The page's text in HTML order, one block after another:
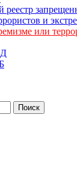
реестр
и
или